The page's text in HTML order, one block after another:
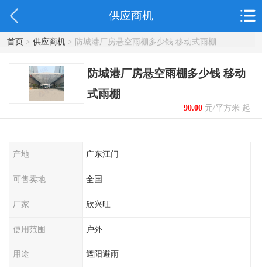
供应商机
首页> 供应商机> 防城港厂房悬空雨棚多少钱 移动式雨棚
防城港厂房悬空雨棚多少钱 移动
式雨棚
90.00元/平方米 起
产地 广东江门
可售卖地 全国
厂家 欣兴旺
使用范围 户外
用途 遮阳避雨